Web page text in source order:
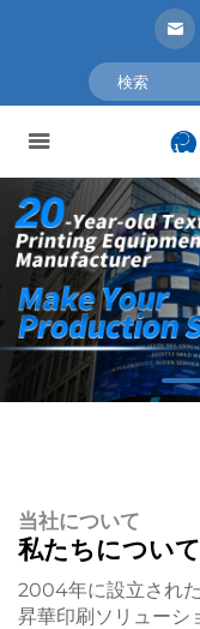
当社について
私たちについて
2004年に設立され
昇華印刷ソリューシ